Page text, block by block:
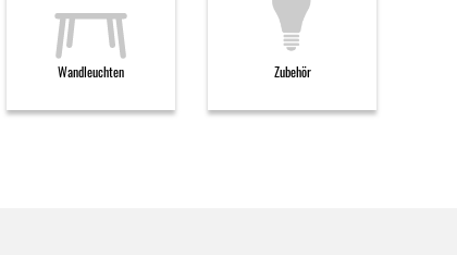
Wandleuchten Zubehör